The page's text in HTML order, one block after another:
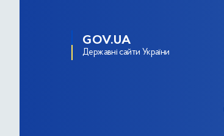
GOV.UA
Державні сайти України